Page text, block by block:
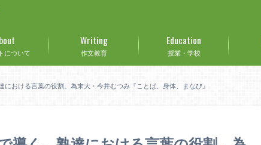
について 作文教育
Writing
授業・学校
Education
おける言葉の役割。為末大・今井むつみ『ことば、身体、まなび』